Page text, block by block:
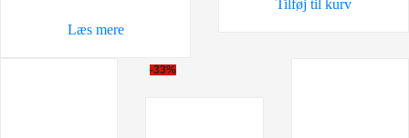
Læs mere
Tilføj til kurv
-33%